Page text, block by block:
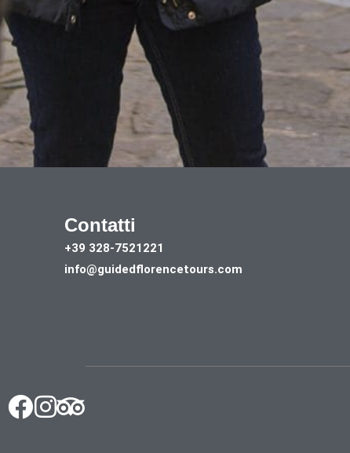
Contatti
+39 328-7521221
info@guidedflorencetours.com